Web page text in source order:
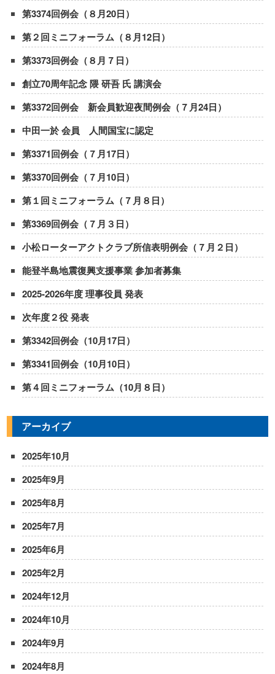
第3374回例会（８月20日）
第２回ミニフォーラム（８月12日）
第3373回例会（８月７日）
創立70周年記念 隈 研吾 氏 講演会
第3372回例会 新会員歓迎夜間例会（７月24日）
中田一於 会員 人間国宝に認定
第3371回例会（７月17日）
第3370回例会（７月10日）
第１回ミニフォーラム（７月８日）
第3369回例会（７月３日）
小松ローターアクトクラブ所信表明例会（７月２日）
能登半島地震復興支援事業 参加者募集
2025-2026年度 理事役員 発表
次年度２役 発表
第3342回例会（10月17日）
第3341回例会（10月10日）
第４回ミニフォーラム（10月８日）
アーカイブ
2025年10月
2025年9月
2025年8月
2025年7月
2025年6月
2025年2月
2024年12月
2024年10月
2024年9月
2024年8月